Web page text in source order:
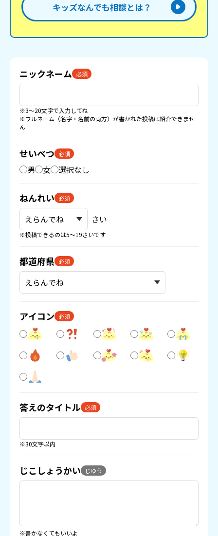
キッズなんでも相談とは？
ニックネーム 必須
※3〜20文字で入力してね
※フルネーム（名字・名前の両方）が書かれた投稿は紹介できませ
ん
せいべつ 必須
男 女 選択なし
ねんれい 必須
さい
※投稿できるのは5〜19さいです
都道府県 必須
アイコン 必須
答えのタイトル 必須
※30文字以内
じこしょうかい じゆう
※書かなくてもいいよ